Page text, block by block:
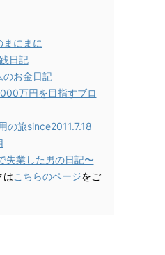
にまに
日記
お金日記
万円を目指すブロ
の旅since2011.7.18
失業した男の日記〜
はこちらのページをご